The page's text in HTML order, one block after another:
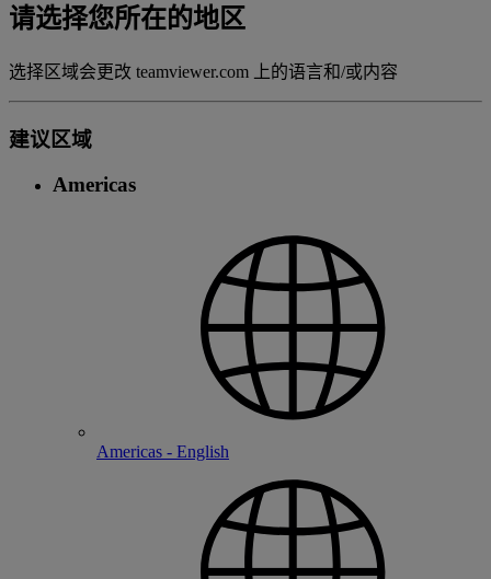
请选择您所在的地区
选择区域会更改 teamviewer.com 上的语言和/或内容
建议区域
Americas
Americas - English